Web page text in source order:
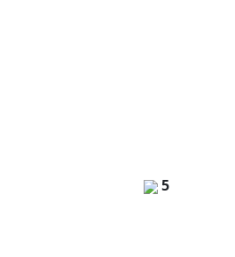
5